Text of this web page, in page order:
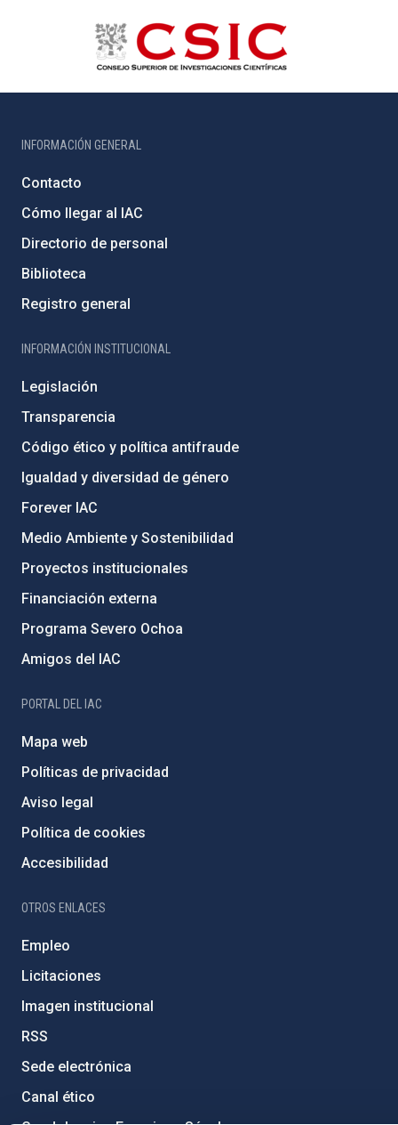
INFORMACIÓN GENERAL
Contacto
Cómo llegar al IAC
Directorio de personal
Biblioteca
Registro general
INFORMACIÓN INSTITUCIONAL
Legislación
Transparencia
Código ético y política antifraude
Igualdad y diversidad de género
Forever IAC
Medio Ambiente y Sostenibilidad
Proyectos institucionales
Financiación externa
Programa Severo Ochoa
Amigos del IAC
PORTAL DEL IAC
Mapa web
Políticas de privacidad
Aviso legal
Política de cookies
Accesibilidad
OTROS ENLACES
Empleo
Licitaciones
Imagen institucional
RSS
Sede electrónica
Canal ético